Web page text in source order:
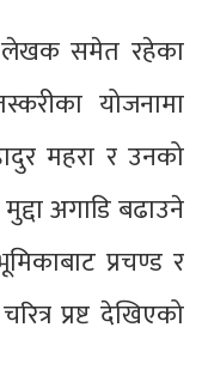
लेखक समेत रहेका
योजनामा
महरा र उनको
अगाडि बढाउने
प्रचण्ड र
प्रष्ट देखिएको